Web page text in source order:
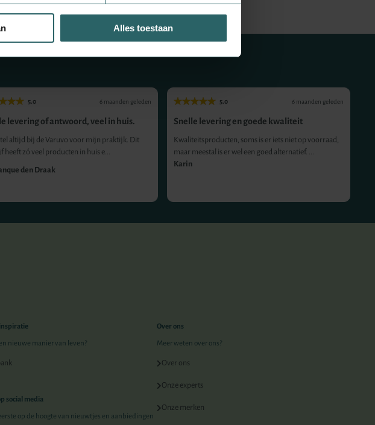
Alles toestaan
5.0 6 maanden geleden
levering of antwoord, veel in huis.
altijd bij de Varuvo voor mijn praktijk. Dit
heeft zó veel producten in huis e...
den Draak
5.0 6 maanden geleden
Snelle levering en goede kwaliteit
Kwaliteitsproducten, soms is er iets niet op voorraad,
maar meestal is er wel een goed alternatief. ...
Karin
nieuwe manier van leven?
social media
op de hoogte van nieuwtjes en aanbiedingen
Over ons
Meer weten over ons?
Over ons
Onze experts
Onze merken